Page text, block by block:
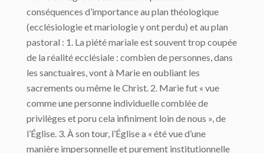
conséquences d’importance au plan théologique
(ecclésiologie et mariologie y ont perdu) et au plan
pastoral : 1. La piété mariale est souvent trop coupée
de la réalité ecclésiale : combien de personnes, dans
les sanctuaires, vont à Marie en oubliant les
sacrements ou même le Christ. 2. Marie fut « vue
comme une personne individuelle comblée de
privilèges et poru cela infiniment loin de nous », de
l’Église. 3. À son tour, l’Église a « été vue d’une
manière impersonnelle et purement institutionnelle